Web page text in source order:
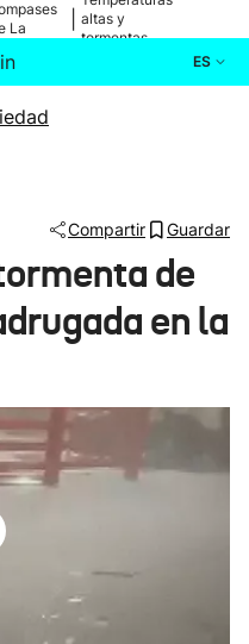
La
altas y
tormentas
ES
Compartir Guardar
de
en la